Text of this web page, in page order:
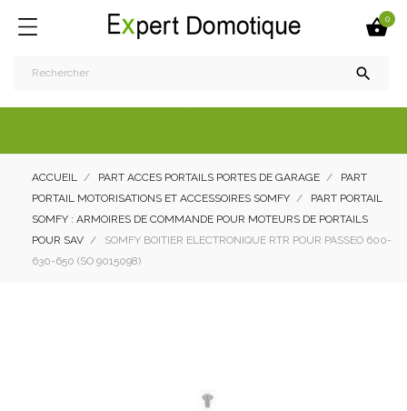
0

ACCUEIL PART ACCES PORTAILS PORTES DE GARAGE
PART
PORTAIL MOTORISATIONS ET ACCESSOIRES SOMFY
PART PORTAIL
SOMFY : ARMOIRES DE COMMANDE POUR MOTEURS DE PORTAILS
POUR SAV
SOMFY BOITIER ELECTRONIQUE RTR POUR PASSEO 600-
630-650 (SO 9015098)